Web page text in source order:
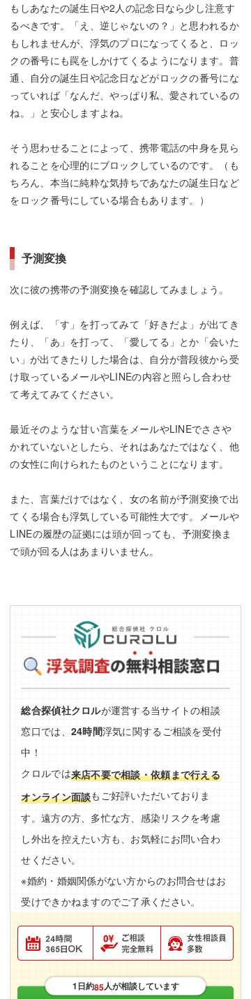
もしあなたの誕生日や2人の記念日なら少し注意す
るべきです。「え、逆じゃないの？」と思われるか
もしれませんが、浮気のプロになってくると、ロッ
クの番号にも罠をしかけてくるようになります。普
通、自分の誕生日や記念日などがロックの番号にな
っていれば「なんだ、やっぱり私、愛されているの
ね。」と安心しますよね。
そう思わせることによって、携帯電話の中身を見ら
れることを心理的にブロックしているのです。（も
ちろん、本当に純粋な気持ちであなたの誕生日など
をロック番号にしている場合もあります。）
予測変換
次に彼の携帯の予測変換を確認してみましょう。
例えば、「す」を打ってみて「好きだよ」が出てき
たり、「あ」を打って、「愛してる」とか「会いた
い」が出てきたりした場合は、自分が普段彼から受
け取っているメールやLINEの内容と照らし合わせ
て考えてみてください。
最近そのような甘い言葉をメールやLINEでささや
かれていないとしたら、それはあなたではなく、他
の女性に向けられたものということになります。
また、言葉だけではなく、女の名前が予測変換で出
てくる場合も浮気している可能性大です。メールや
LINEの履歴の証拠には頭が回っても、予測変換ま
で頭が回る人はあまりいません。
総合探偵社クロルが運営する当サイトの相談
窓口では、 24時間浮気に関するご相談を受付
中！
クロルでは来店不要で相談・依頼まで行える
オンライン面談もご好評いただいておりま
す。遠方の方、多忙な方、感染リスクを考慮
し外出を控えたい方も、お気軽にお問い合わ
せください。
※婚約・婚姻関係がない方からのお問合せはお
受けできかねますのでご了承ください。
1日約85人が相談しています